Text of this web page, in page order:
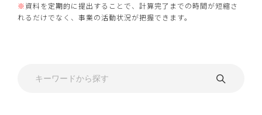
※資料を定期的に提出することで、計算完了までの時間が短縮さ
れるだけでなく、事業の活動状況が把握できます。